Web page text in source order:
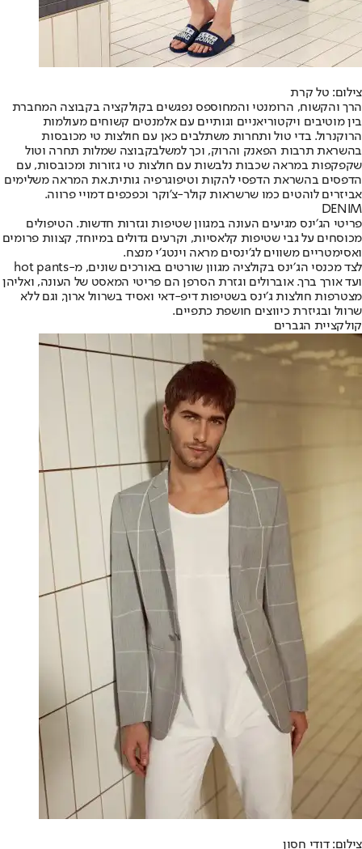
צילום: טל קרת
הרך והקשוח, הרומנטי והמחוספס נפגשים בקולקציה בקבוצה המחברת
בין מוטיבים ויקטוריאניים וגותיים עם אלמנטים קשוחים מעולמות
הרוקנרול. בדי טול ותחרות משתלבים כאן עם חולצות טי מכובסות
בהשראת תרבות הפאנק והרוק, וכך למשלבקבוצה שמלות תחרה וטול
שקפקפות במראה שכבות נלבשות עם חולצות טי גזורות ומכובסות, עם
הדפסים בהשראת הדפסי להקות וטיפוגרפיה גותית.את המראה משלימים
אביזרים לוהטים כמו שרשראות קולר-צ’וקר וכפכפים דמויי פרווה.
DENIM
פריטי הג׳ינס מגיעים העונה במגוון שטיפות וגזרות חדשות. הטיפולים
מכוסחים על גבי שטיפות קלאסיות, וקרעים גדולים במיוחד, קצוות פרומים
ואסימטריים משווים לג׳ינסים מראה וינטג׳י מנצח.
לצד מכנסי הג׳ינס בקולציה מגוון שורטים באורכים שונים, מ-hot pants
ועד אורך ברך. אוברולים וגזרת הסרפן הם פריטי המאסט של העונה, ואליהן
מצטרפות חולצות ג׳ינס בשטיפות דיפ-דאי ואסיד בשרוול ארוך, וגם ללא
שרוול ובגיזרת כיווצים חושפת כתפיים.
קולקציית הגברים
צילום: דודי חסון